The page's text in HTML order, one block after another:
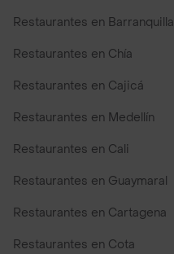
Restaurantes en Barranquilla
Restaurantes en Chía
Restaurantes en Cajicá
Restaurantes en Medellín
Restaurantes en Cali
Restaurantes en Guaymaral
Restaurantes en Cartagena
Restaurantes en Cota